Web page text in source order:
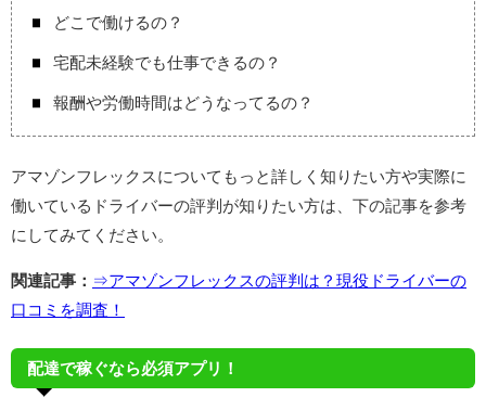
どこで働けるの？
宅配未経験でも仕事できるの？
報酬や労働時間はどうなってるの？
アマゾンフレックスについてもっと詳しく知りたい方や実際に
働いているドライバーの評判が知りたい方は、下の記事を参考
にしてみてください。
関連記事： ⇒アマゾンフレックスの評判は？現役ドライバーの
口コミを調査！
配達で稼ぐなら必須アプリ！